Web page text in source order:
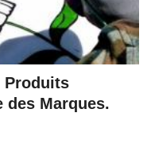
Produits
des Marques.